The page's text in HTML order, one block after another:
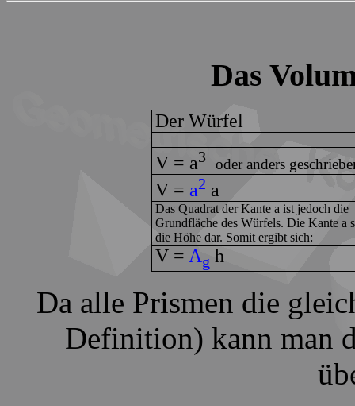
Das
Der Würfel
V = a3 oder anders
V = a2 a
Das Quadrat der Kante a ist jedoch die
Grundfläche des Würfels. Die Kante a
die Höhe dar. Somit ergibt sich:
V =Ag h
Da alle Prismen die
Definition) kann man